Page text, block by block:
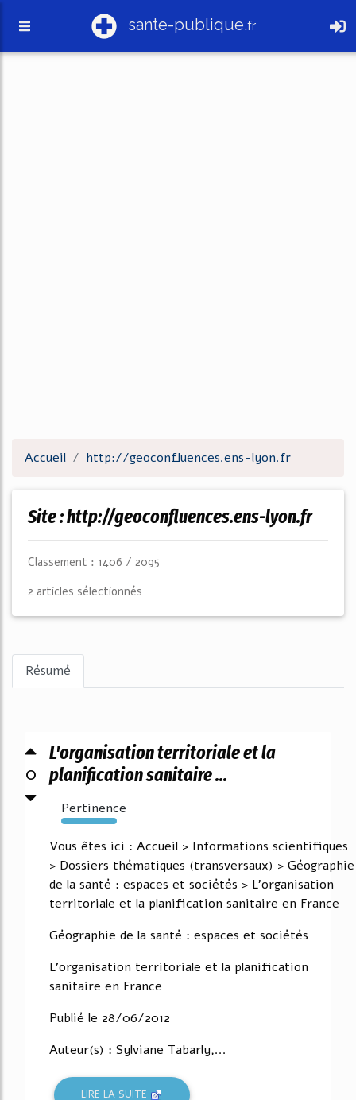
sante-publique.fr
Accueil http://geoconfluences.ens-lyon.fr
Site : http://geoconfluences.ens-lyon.fr
Classement : 1406 / 2095
2 articles sélectionnés
Résumé
0
L'organisation territoriale et la
planification sanitaire ...
Pertinence
13384%
Vous êtes ici : Accueil > Informations scientifiques
> Dossiers thématiques (transversaux) > Géographie
de la santé : espaces et sociétés > L'organisation
territoriale et la planification sanitaire en France
Géographie de la santé : espaces et sociétés
L'organisation territoriale et la planification
sanitaire en France
Publié le 28/06/2012
Auteur(s) : Sylviane Tabarly,...
LIRE LA SUITE